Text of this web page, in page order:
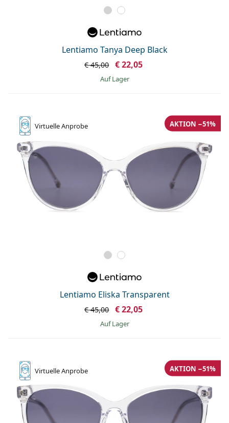
Lentiamo Tanya Deep Black
€ 45,00 € 22,05
auf Lager
VirtuelleAnprobe
Lentiamo Eliska Transparent
AKTION −51%
€ 45,00 € 22,05
auf Lager
VirtuelleAnprobe AKTION −51%